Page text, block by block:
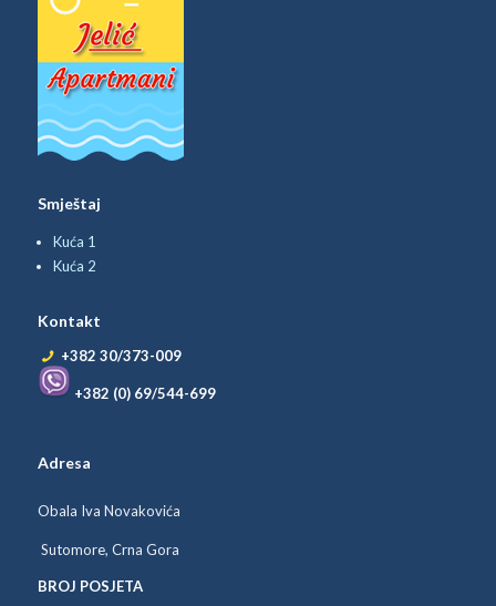
Smještaj
Kuća 1
Kuća 2
Kontakt
+382 30/373-009
+382 (0) 69/544-699
Adresa
Obala Iva Novakovića
Sutomore, Crna Gora
BROJ POSJETA